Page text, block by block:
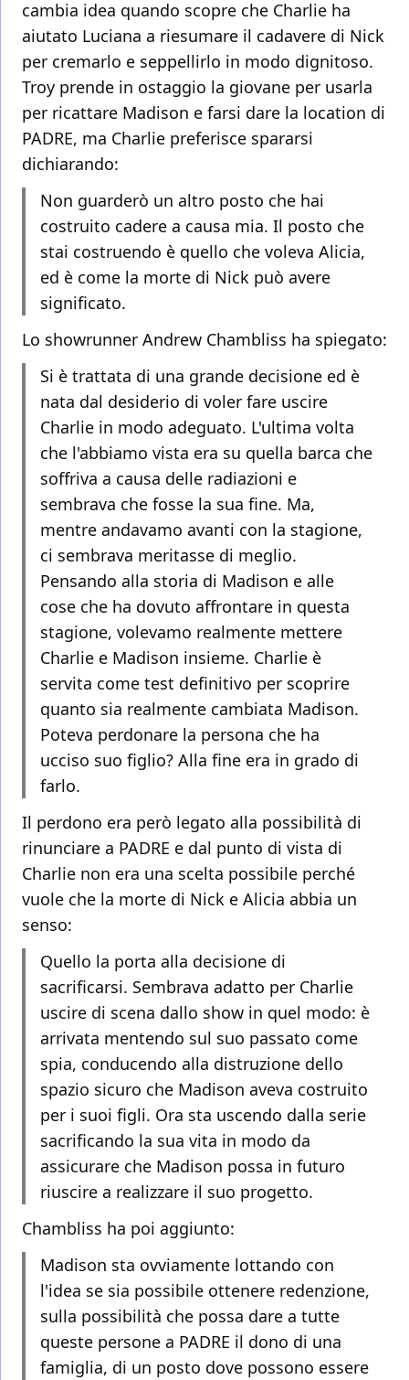
cambia idea quando scopre che Charlie ha
aiutato Luciana a riesumare il cadavere di Nick
per cremarlo e seppellirlo in modo dignitoso.
Troy prende in ostaggio la giovane per usarla
per ricattare Madison e farsi dare la location di
PADRE, ma Charlie preferisce spararsi
dichiarando:
Non guarderò un altro posto che hai
costruito cadere a causa mia. Il posto che
stai costruendo è quello che voleva Alicia,
ed è come la morte di Nick può avere
significato.
Lo showrunner Andrew Chambliss ha spiegato:
Si è trattata di una grande decisione ed è
nata dal desiderio di voler fare uscire
Charlie in modo adeguato. L'ultima volta
che l'abbiamo vista era su quella barca che
soffriva a causa delle radiazioni e
sembrava che fosse la sua fine. Ma,
mentre andavamo avanti con la stagione,
ci sembrava meritasse di meglio.
Pensando alla storia di Madison e alle
cose che ha dovuto affrontare in questa
stagione, volevamo realmente mettere
Charlie e Madison insieme. Charlie è
servita come test definitivo per scoprire
quanto sia realmente cambiata Madison.
Poteva perdonare la persona che ha
ucciso suo figlio? Alla fine era in grado di
farlo.
Il perdono era però legato alla possibilità di
rinunciare a PADRE e dal punto di vista di
Charlie non era una scelta possibile perché
vuole che la morte di Nick e Alicia abbia un
senso:
Quello la porta alla decisione di
sacrificarsi. Sembrava adatto per Charlie
uscire di scena dallo show in quel modo: è
arrivata mentendo sul suo passato come
spia, conducendo alla distruzione dello
spazio sicuro che Madison aveva costruito
per i suoi figli. Ora sta uscendo dalla serie
sacrificando la sua vita in modo da
assicurare che Madison possa in futuro
riuscire a realizzare il suo progetto.
Chambliss ha poi aggiunto:
Madison sta ovviamente lottando con
l'idea se sia possibile ottenere redenzione,
sulla possibilità che possa dare a tutte
queste persone a PADRE il dono di una
famiglia, di un posto dove possono essere